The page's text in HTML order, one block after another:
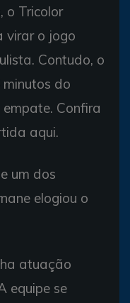
o Tricolor
virar o jogo
Contudo, o
do
Confira
aqui.
um dos
elogiou o
atuação
equipe se